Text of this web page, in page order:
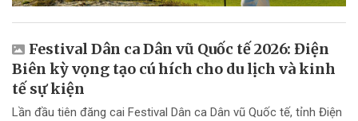
Festival Dân ca Dân vũ Quốc tế 2026: Điện
Biên kỳ vọng tạo cú hích cho du lịch và kinh
tế sự kiện
Lần đầu tiên đăng cai Festival Dân ca Dân vũ Quốc tế, tỉnh Điện